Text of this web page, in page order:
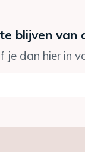
blijven van
je dan hier in